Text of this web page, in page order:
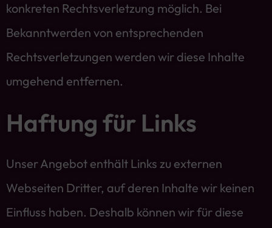
konkreten Rechtsverletzung möglich. Bei
Bekanntwerden von entsprechenden
Rechtsverletzungen werden wir diese Inhalte
umgehend entfernen.
Haftung für Links
Unser Angebot enthält Links zu externen
Webseiten Dritter, auf deren Inhalte wir keinen
Einfluss haben. Deshalb können wir für diese